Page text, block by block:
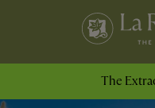
The